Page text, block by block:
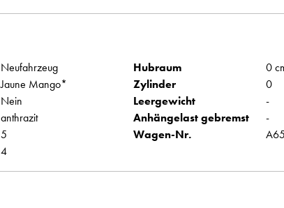
Neufahrzeug
Jaune Mango*
Nein
anthrazit
5
4
Hubraum 0
Zylinder
0
Leergewicht
-
Anhängelast gebremst
-
Wagen-Nr.